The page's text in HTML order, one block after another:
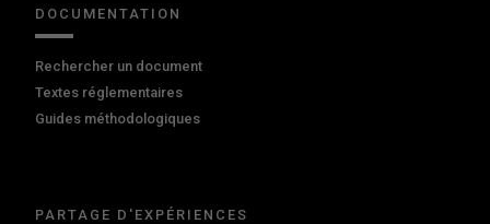
DOCUMENTATION
Rechercher un document
Textes réglementaires
Guides méthodologiques
PARTAGE D'EXPÉRIENCES